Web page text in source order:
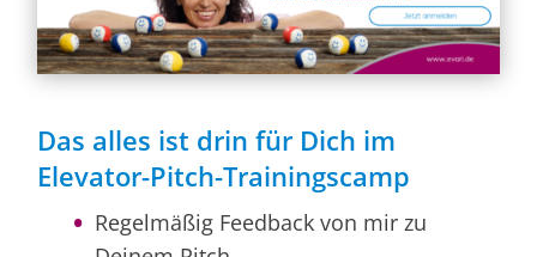
Das alles ist drin für Dich im
Elevator-Pitch-Trainingscamp
Regelmäßig Feedback von mir zu